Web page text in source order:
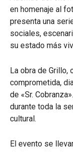
en homenaje al
presenta una
sociales,
su estado más
La obra de Grillo,
comprometida,
de «Sr.
durante toda la
cultural.
El evento se